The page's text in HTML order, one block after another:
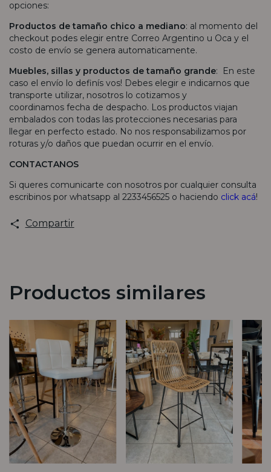
opciones:
Productos de tamaño chico a mediano: al momento del
checkout podes elegir entre Correo Argentino u Oca y el
costo de envío se genera automaticamente.
Muebles, sillas y productos de tamaño grande: En este
caso el envío lo definís vos! Debes elegir e indicarnos que
transporte utilizar, nosotros lo cotizamos y
coordinamos fecha de despacho. Los productos viajan
embalados con todas las protecciones necesarias para
llegar en perfecto estado. No nos responsabilizamos por
roturas y/o daños que puedan ocurrir en el envío.
CONTACTANOS
Si queres comunicarte con nosotros por cualquier consulta
escribinos por whatsapp al 2233456525 o haciendo click acá!
Compartir
Productos similares